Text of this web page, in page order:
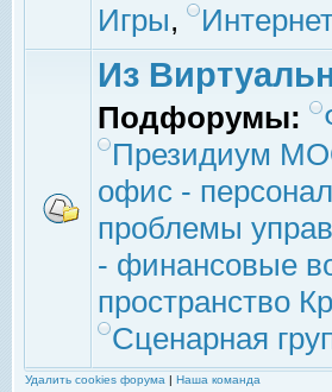
Игры,
Из
Подфорумы:
Президиум
офис - персонал
проблемы
- финансовые
пространство
Сценарная
Удалить cookies форума | Наша команда